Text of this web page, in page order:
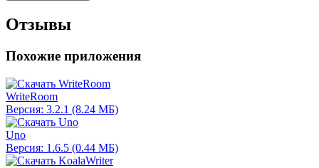
Отзывы
Похожие приложения
WriteRoom
Версия: 3.2.1 (8.24 МБ)
Uno
Версия: 1.6.5 (0.44 МБ)